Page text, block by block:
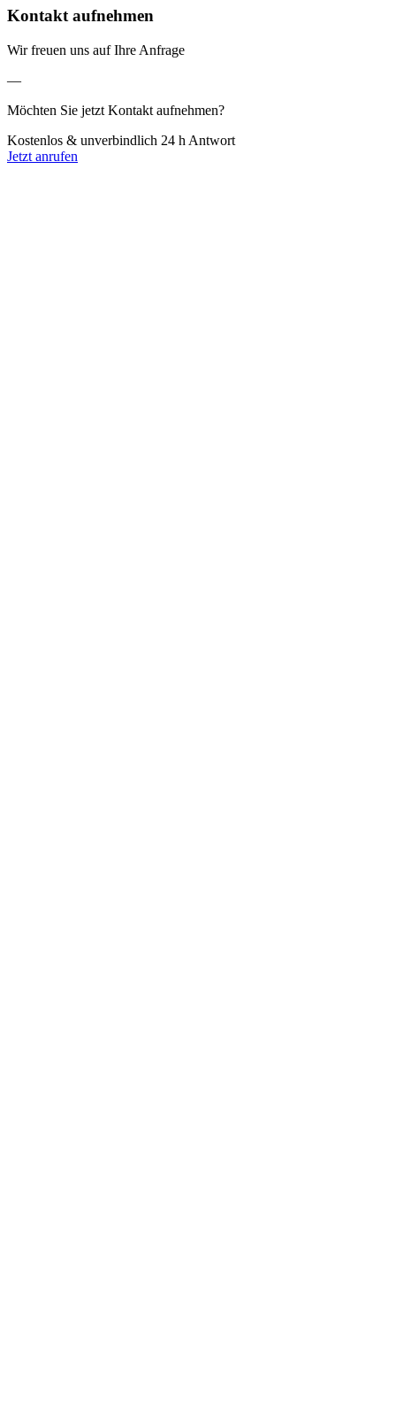
Kontakt aufnehmen
Wir freuen uns auf Ihre Anfrage
—
Möchten Sie jetzt Kontakt aufnehmen?
Kostenlos & unverbindlich 24 h Antwort
Jetzt anrufen